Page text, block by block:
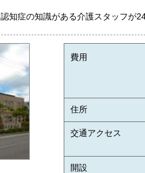
認知症の知識がある介護スタッフが
費用
住所
交通アクセス
開設